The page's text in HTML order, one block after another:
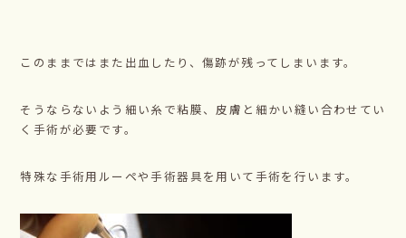
このままではまた出血したり、傷跡が残ってしまいます。
そうならないよう細い糸で粘膜、皮膚と細かい縫い合わせてい
く手術が必要です。
特殊な手術用ルーペや手術器具を用いて手術を行います。